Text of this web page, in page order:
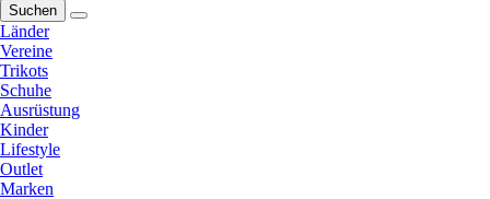
Suchen
Länder
Vereine
Trikots
Schuhe
Ausrüstung
Kinder
Lifestyle
Outlet
Marken